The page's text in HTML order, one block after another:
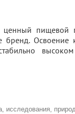
ценный
бренд.
, исследования,